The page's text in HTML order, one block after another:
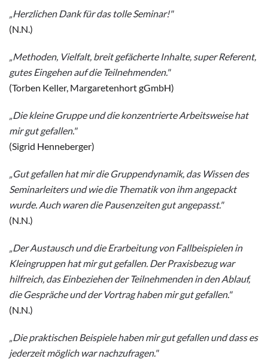
„Herzlichen Dank für das tolle Seminar!"
(N.N.)
„Methoden, Vielfalt, breit gefächerte Inhalte, super Referent,
gutes Eingehen auf die Teilnehmenden."
(Torben Keller, Margaretenhort gGmbH)
„Die kleine Gruppe und die konzentrierte Arbeitsweise hat
mir gut gefallen."
(Sigrid Henneberger)
„Gut gefallen hat mir die Gruppendynamik, das Wissen des
Seminarleiters und wie die Thematik von ihm angepackt
wurde. Auch waren die Pausenzeiten gut angepasst."
(N.N.)
„Der Austausch und die Erarbeitung von Fallbeispielen in
Kleingruppen hat mir gut gefallen. Der Praxisbezug war
hilfreich, das Einbeziehen der Teilnehmenden in den Ablauf,
die Gespräche und der Vortrag haben mir gut gefallen."
(N.N.)
„Die praktischen Beispiele haben mir gut gefallen und dass es
jederzeit möglich war nachzufragen."